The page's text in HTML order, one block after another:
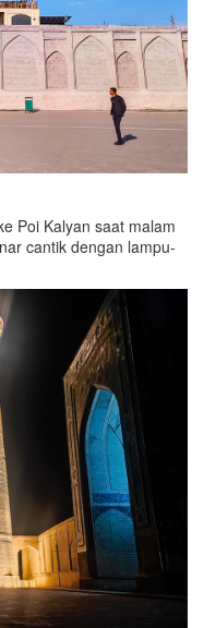
Poi Kalyan saat malam
cantik dengan lampu-